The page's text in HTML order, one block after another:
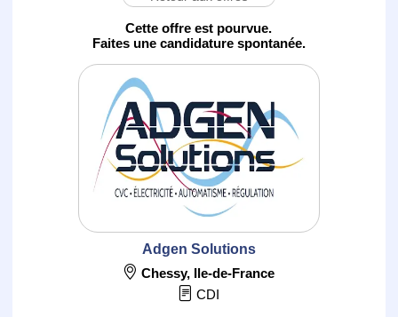
Cette offre est pourvue.
Faites une candidature spontanée.
Adgen Solutions
Chessy, Ile-de-France
CDI